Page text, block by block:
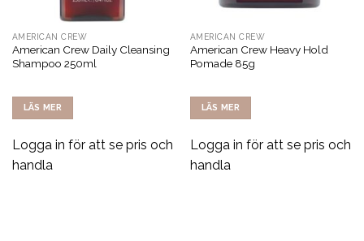
AMERICAN CREW
American Crew Daily Cleansing
Shampoo 250ml
LÄS MER
Logga in för att se pris och
handla
AMERICAN CREW
American Crew Heavy Hold
Pomade 85g
LÄS MER
Logga in för att se pris och
handla